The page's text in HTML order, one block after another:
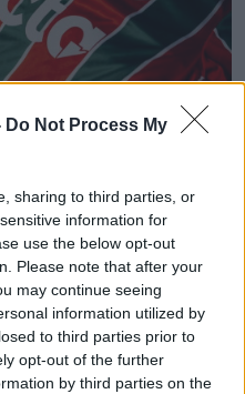
Do Not Process My
sharing to third parties, or
information for
use the below opt-out
Please note that after your
may continue seeing
information utilized by
to third parties prior to
opt-out of the further
by third parties on the